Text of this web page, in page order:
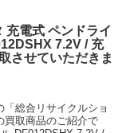
充電式 ペンドライ
7.2V / 充
させていただきま
総合リサイクルショ
取商品のご紹介で